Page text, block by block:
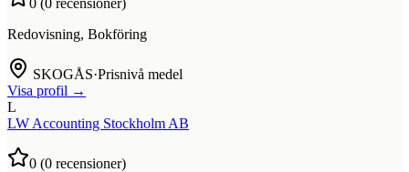
Redovisning, Bokföring
SKOGÅS·Prisnivå medel
Visa profil →
L
LW Accounting Stockholm AB
0 (0 recensioner)